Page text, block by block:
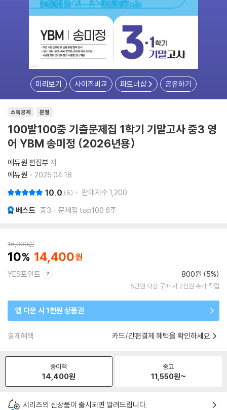
미리보기 사이즈비교 파트너샵 공유하기
소득공제 분철
100발100중 기출문제집 1학기 기말고사 중3 영
어 YBM 송미정 (2026년용)
에듀원 편집부 저
에듀원
2025.04.18.
10.0 5 판매지수 1,200
베스트 중3 - 문제집 top100 6주
16,000원
10 14,400
YES포인트 800원 (5%)
5만원 이상 구매 시 2천원 추가 적립
앱 다운 시 1천원 상품권
결제혜택 카드/간편결제 혜택을 확인하세요
종이책
14,400원
중고
11,550원~
시리즈의 신상품이 출시되면 알려드립니다.